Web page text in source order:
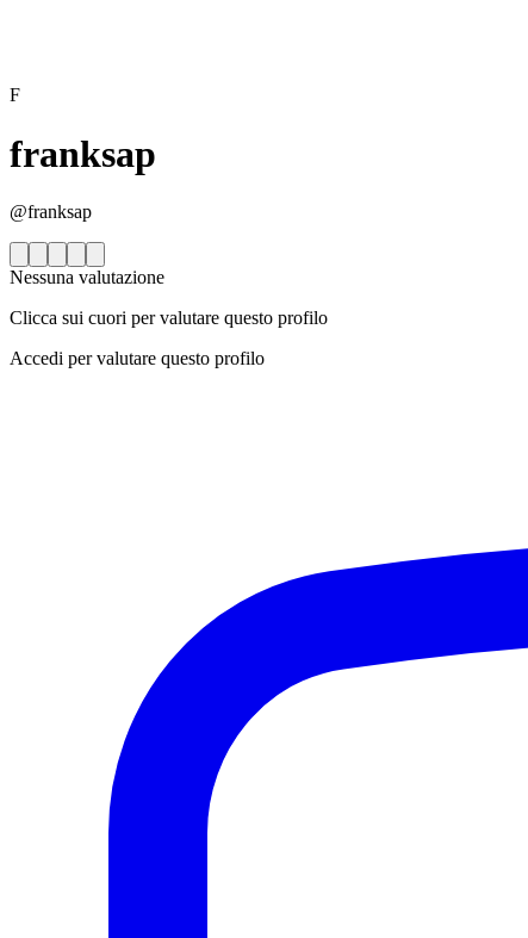
F
franksap
@franksap
Nessuna valutazione
Clicca sui cuori per valutare questo profilo
Accedi per valutare questo profilo